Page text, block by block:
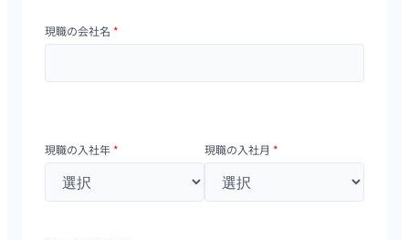
現職の会社名 *
現職の入社年 * 現職の入社月 *